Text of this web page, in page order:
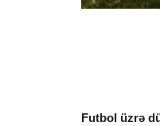
Futbol üzrə